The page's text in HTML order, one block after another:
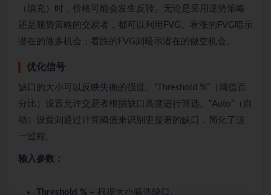
（填充）时，价格可能会发生反转。无论是采用逆势策略
还是顺势策略的交易者，都可以利用FVG。看涨的FVG暗示
潜在的做多机会；看跌的FVG则暗示潜在的做空机会。
优化信号
缺口的大小可以反映失衡的强度。“Threshold %”（阈值百
分比）设置允许交易者根据缺口高度进行筛选。“Auto”（自
动）设置则通过计算阈值来识别更显著的缺口，简化了这
一过程。
输入参数：
Threshold % – 根据大小筛选缺口。